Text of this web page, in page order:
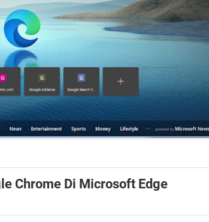
Chrome Di Microsoft Edge